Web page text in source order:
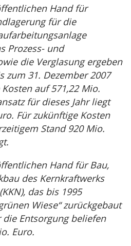
Hand für
für die
Prozess- und
die Verglasung ergeben
zum 31. Dezember 2007
auf 571,22 Mio.
für dieses Jahr liegt
Für zukünftige Kosten
Stand 920 Mio.
Hand für Bau,
des Kernkraftwerks
das bis 1995
Wiese“ zurückgebaut
Entsorgung beliefen
Euro.